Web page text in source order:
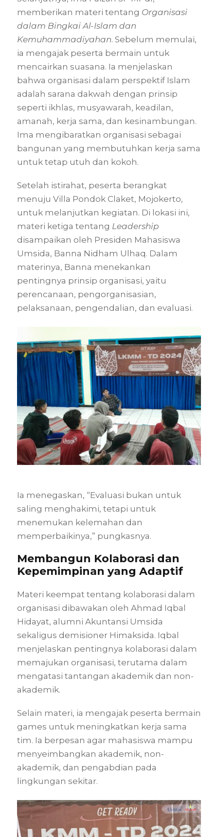
memberikan materi tentang Organisasi
dalam Bingkai Al-Islam dan
Kemuhammadiyahan. Sebelum memulai,
ia mengajak peserta bermain untuk
mencairkan suasana. Ia menjelaskan
bahwa organisasi dalam perspektif Islam
adalah sarana dakwah dengan prinsip
seperti ikhlas, musyawarah, keadilan,
amanah, kerja sama, dan kesinambungan.
Ima mengibaratkan organisasi sebagai
bangunan yang membutuhkan kerja sama
untuk tetap utuh dan kokoh.
Setelah istirahat, peserta berangkat
menuju Villa Pondok Claket, Mojokerto,
untuk melanjutkan kegiatan. Di lokasi ini,
materi ketiga tentang Leadership
disampaikan oleh Presiden Mahasiswa
Umsida, Banna Nidham Ulhaq. Dalam
materinya, Banna menekankan
pentingnya prinsip organisasi, yaitu
perencanaan, pengorganisasian,
pelaksanaan, pengendalian, dan evaluasi.
Ia menegaskan, “Evaluasi bukan untuk
saling menghakimi, tetapi untuk
menemukan kelemahan dan
memperbaikinya,” pungkasnya.
Membangun Kolaborasi dan
Kepemimpinan yang Adaptif
Materi keempat tentang kolaborasi dalam
organisasi dibawakan oleh Ahmad Iqbal
Hidayat, alumni Akuntansi Umsida
sekaligus demisioner Himaksida. Iqbal
menjelaskan pentingnya kolaborasi dalam
memajukan organisasi, terutama dalam
mengatasi tantangan akademik dan non-
akademik.
Selain materi, ia mengajak peserta bermain
games untuk meningkatkan kerja sama
tim. Ia berpesan agar mahasiswa mampu
menyeimbangkan akademik, non-
akademik, dan pengabdian pada
lingkungan sekitar.